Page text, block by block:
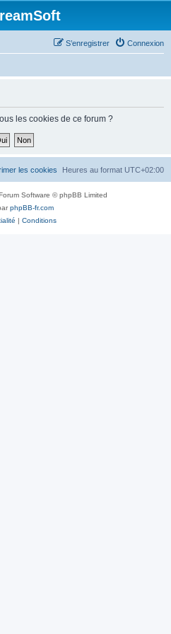
Connexion
S’enregistrer
les cookies de ce forum ?
Heures au format UTC+02:00
les cookies
Software © phpBB Limited
phpBB-fr.com
| Conditions